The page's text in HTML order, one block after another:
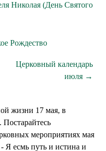
Николая (День Святого
Рождество
Церковный календарь
июля →
жизни 17 мая, в
Постарайтесь
мероприятиях мая
Я есмь путь и истина и